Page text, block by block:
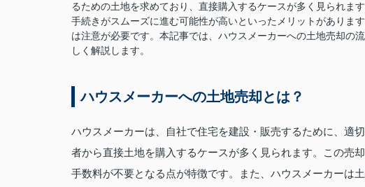
るための土地を求めており、直接購入するケースが多く見られま
手続きがスムーズに進む可能性が高いといったメリットがありま
は注意が必要です。本記事では、ハウスメーカーへの土地売却の
しく解説します。
ハウスメーカーへの土地売却とは？
ハウスメーカーは、自社で住宅を建設・販売するために、適
者から直接土地を購入するケースが多く見られます。この売
手数料が不要となる点が特徴です。また、ハウスメーカーは